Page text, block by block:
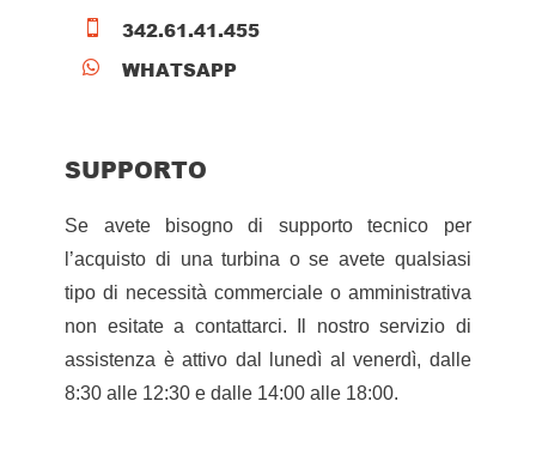
 342.61.41.455
 WHATSAPP
SUPPORTO
Se avete bisogno di supporto tecnico per
l’acquisto di una turbina o se avete qualsiasi
tipo di necessità commerciale o amministrativa
non esitate a contattarci. Il nostro servizio di
assistenza è attivo dal lunedì al venerdì, dalle
8:30 alle 12:30 e dalle 14:00 alle 18:00.